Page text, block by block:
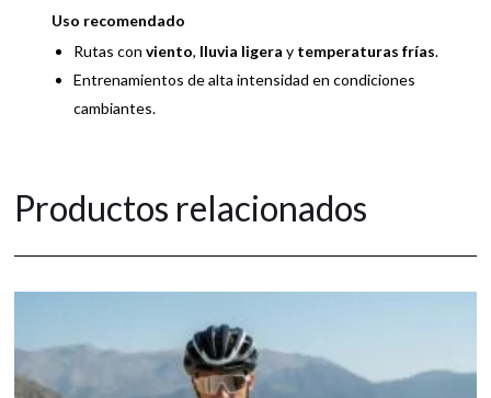
Uso recomendado
Rutas conviento, lluvia ligera y temperaturas frías.
Entrenamientos de alta intensidad en condiciones
cambiantes.
Productos relacionados